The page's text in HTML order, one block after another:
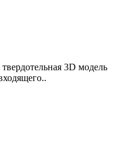
3D модель